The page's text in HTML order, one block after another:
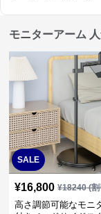
モニターアーム
SALE
¥16,800 ¥18240(割
高さ調節可能なモニ